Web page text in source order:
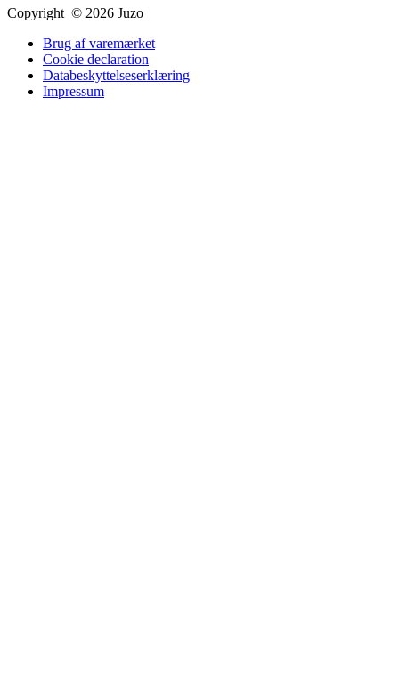
Copyright © 2026 Juzo
Brug af varemærket
Cookie declaration
Databeskyttelseserklæring
Impressum